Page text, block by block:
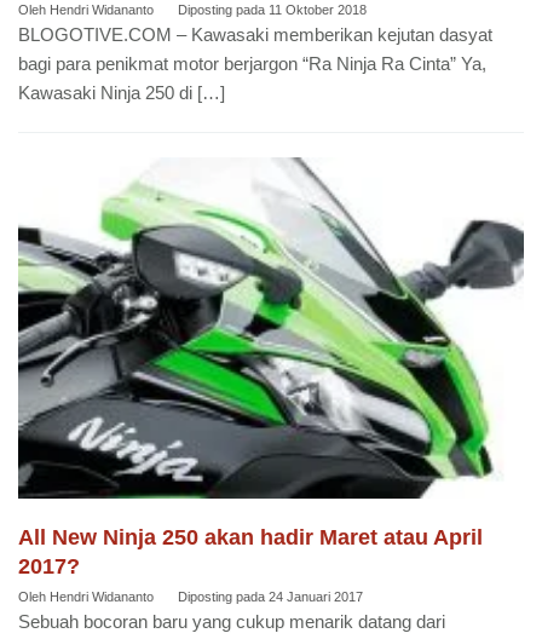
Oleh Hendri Widananto Diposting pada 11 Oktober 2018
BLOGOTIVE.COM – Kawasaki memberikan kejutan dasyat
bagi para penikmat motor berjargon “Ra Ninja Ra Cinta” Ya,
Kawasaki Ninja 250 di […]
All New Ninja 250 akan hadir Maret atau April
2017?
Oleh Hendri Widananto Diposting pada 24 Januari 2017
Sebuah bocoran baru yang cukup menarik datang dari